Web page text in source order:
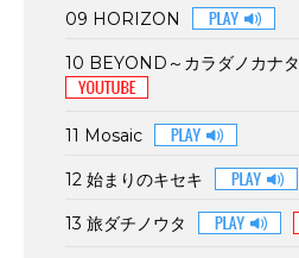
09 HORIZON
10 BEYOND～カラダノカナタ
11 Mosaic
12 始まりのキセキ
13 旅ダチノウタ